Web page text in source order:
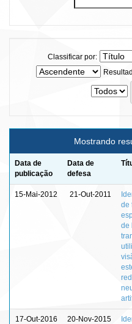
Classificar por:
Mostrando
Data de
publicação
Data de
defesa
15-Mai-2012 21-Out-2011
de
de
17-Out-2016 20-Nov-2015